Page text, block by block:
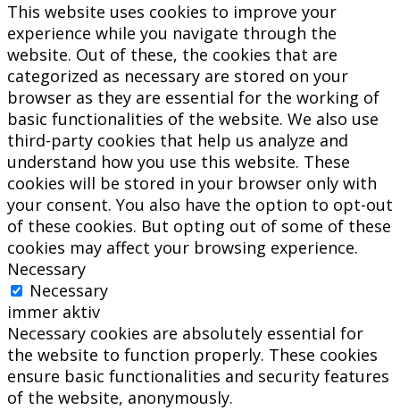
This website uses cookies to improve your
experience while you navigate through the
website. Out of these, the cookies that are
categorized as necessary are stored on your
browser as they are essential for the working of
basic functionalities of the website. We also use
third-party cookies that help us analyze and
understand how you use this website. These
cookies will be stored in your browser only with
your consent. You also have the option to opt-out
of these cookies. But opting out of some of these
cookies may affect your browsing experience.
Necessary
Necessary
immer aktiv
Necessary cookies are absolutely essential for
the website to function properly. These cookies
ensure basic functionalities and security features
of the website, anonymously.